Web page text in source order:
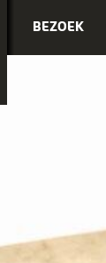
BEZOEK